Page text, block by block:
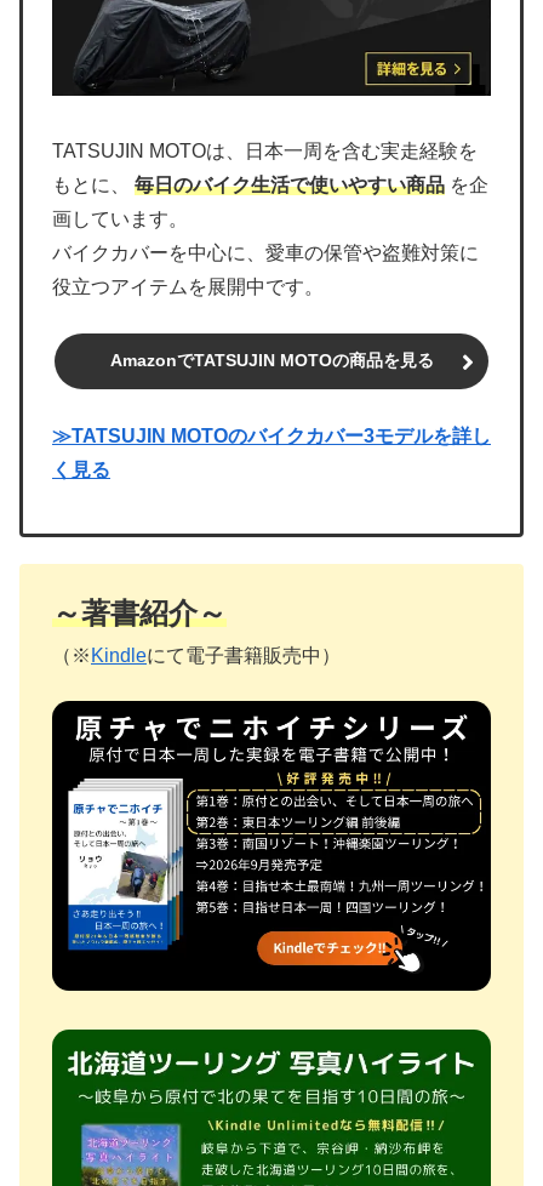
TATSUJIN MOTOは、日本一周を含む実走経験を
もとに、 毎日のバイク生活で使いやすい商品 を企
画しています。
バイクカバーを中心に、愛車の保管や盗難対策に
役立つアイテムを展開中です。
AmazonでTATSUJIN MOTOの商品を見る
≫TATSUJIN MOTOのバイクカバー3モデルを詳し
く見る
～著書紹介～
（※ Kindleにて電子書籍販売中）